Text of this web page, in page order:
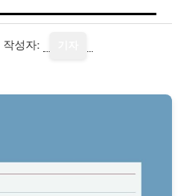
작성자: